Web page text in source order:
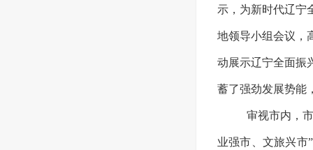
示，为新时代辽宁
地领导小组会议，
动展示辽宁全面振
蓄了强劲发展势能
审视市内，
业强市、文旅兴市